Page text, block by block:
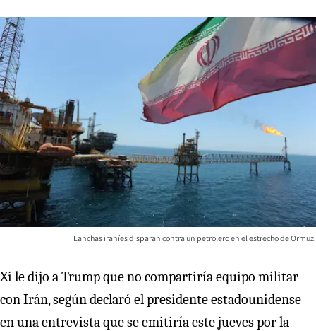
Lanchas iraníes disparan contra un petrolero en el estrecho de Ormuz.
Xi le dijo a Trump que no compartiría equipo militar
con Irán, según declaró el presidente estadounidense
en una entrevista que se emitiría este jueves por la